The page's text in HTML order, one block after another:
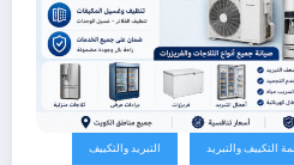
التكييف والتبريد التبريد والتكييف